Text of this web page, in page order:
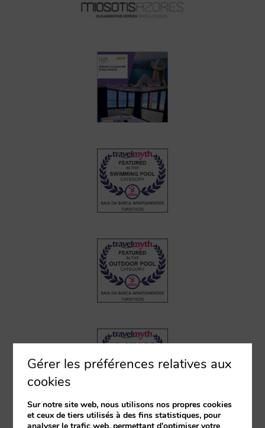
Gérer les préférences relatives aux
cookies
Sur notre site web, nous utilisons nos propres cookies
et ceux de tiers utilisés à des fins statistiques, pour